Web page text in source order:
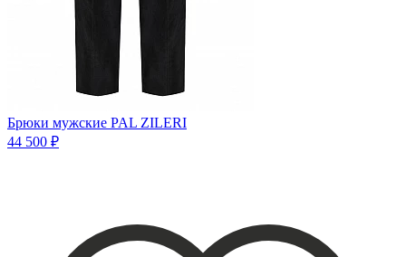
Брюки мужские PAL ZILERI
44 500 ₽